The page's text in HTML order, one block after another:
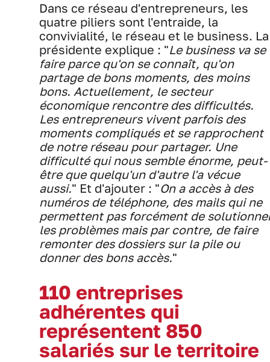
Dans ce réseau d'entrepreneurs, les
quatre piliers sont l'entraide, la
convivialité, le réseau et le business. La
présidente explique : "Le business va se
faire parce qu'on se connaît, qu'on
partage de bons moments, des moins
bons. Actuellement, le secteur
économique rencontre des difficultés.
Les entrepreneurs vivent parfois des
moments compliqués et se rapprochent
de notre réseau pour partager. Une
difficulté qui nous semble énorme, peut-
être que quelqu'un d'autre l'a vécue
aussi." Et d'ajouter : "On a accès à des
numéros de téléphone, des mails qui ne
permettent pas forcément de
les problèmes mais par contre, de faire
remonter des dossiers sur la pile ou
donner des bons accès."
110 entreprises
adhérentes qui
représentent 850
salariés sur le territoire